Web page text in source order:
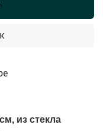
из стекла